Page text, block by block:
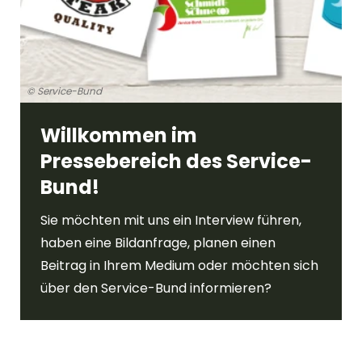
© Service-Bund
Willkommen im
Pressebereich des Service-
Bund!
Sie möchten mit uns ein Interview führen,
haben eine Bildanfrage, planen einen
Beitrag in Ihrem Medium oder möchten sich
über den Service-Bund informieren?